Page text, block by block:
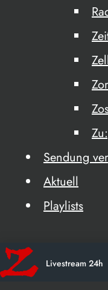
Sendung
Aktuell
Playlists
Livestream 24h